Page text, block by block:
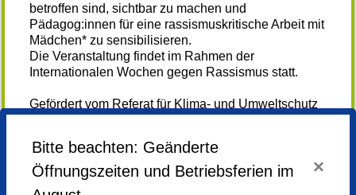
betroffen sind, sichtbar zu machen und
Pädagog:innen für eine rassismuskritische Arbeit mit
Mädchen* zu sensibilisieren.
Die Veranstaltung findet im Rahmen der
Internationalen Wochen gegen Rassismus statt.
Gefördert vom Referat für Klima- und Umweltschutz
Kooperation
Münchner Fachforum für Mädchen*arbeit, Juno,
Caritas WIM
AUSGEBUCHT
Mittwoch,
Bitte beachten: Geänderte
Öffnungszeiten und Betriebsferien im
×